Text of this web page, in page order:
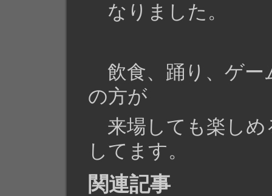
なりました。
飲食、踊り、ゲー
の方が
来場しても楽しめ
してます。
関連記事